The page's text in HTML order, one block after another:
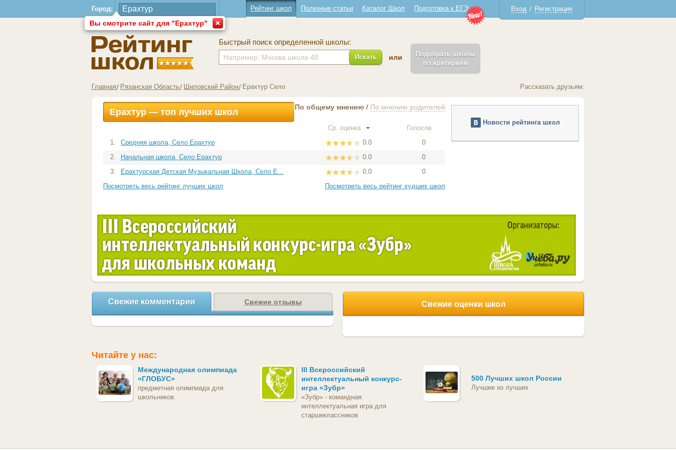
Город:
Вы смотрите сайт для "Ерахтур"
Вход / Регистрация
Рейтинг школ Полезные статьи Каталог Школ Подготовка к ЕГЭ
Быстрый поиск определенной школы:
Искать или
Подобрать школы
по критериям
Главная Рязанская Область Шиловский Район Ерахтур Село Рассказать друзьям:
Ерахтур — топ лучших школ По общему мнению / По мнению родителей
Ср. оценка
Голосов
1.
Средняя школа, Село Ерахтур 0.0
0
2.
Начальная школа, Село Ерахтур 0.0
0
3.
Ерахтурская Детская Музыкальная Школа, Село Е... 0.0
0
Посмотреть весь рейтинг лучших школ
Посмотреть весь рейтинг худших школ
Новости рейтинга школ
Свежие комментарии Свежие отзывы Свежие оценки школ
Читайте у нас:
Международная олимпиада
«ГЛОБУС»
предметная олимпиада для
школьников.
III Всероссийский
интеллектуальный конкурс-
игра «Зубр»
«Зубр» - командная
интеллектуальная игра для
старшеклассников
500 Лучших школ России
Лучшие из лучших